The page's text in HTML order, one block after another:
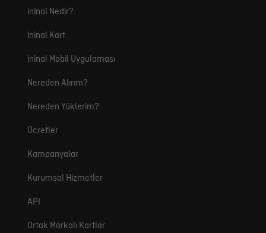
ininal Nedir?
ininal Kart
ininal Mobil Uygulaması
Nereden Alırım?
Nereden Yüklerim?
Ücretler
Kampanyalar
Kurumsal Hizmetler
API
Ortak Markalı Kartlar